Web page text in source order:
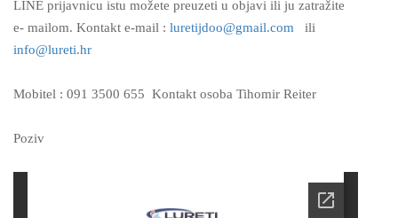
LINE prijavnicu istu možete preuzeti u objavi ili ju zatražite
e- mailom. Kontakt e-mail : luretijdoo@gmail.com ili
info@lureti.hr
Mobitel : 091 3500 655 Kontakt osoba Tihomir Reiter
Poziv